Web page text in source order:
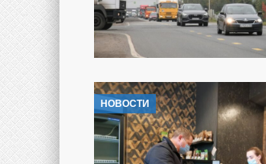
НОВОСТИ